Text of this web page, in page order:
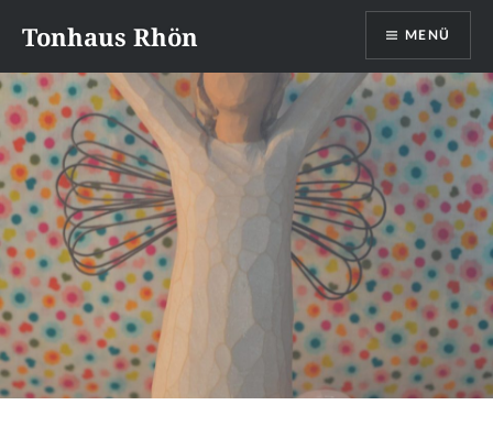
zum
Inhalt
Tonhaus Rhön MENÜ